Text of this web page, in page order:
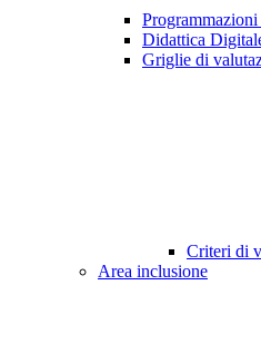
Didattica
Griglie di
Criteri di
Area inclusione